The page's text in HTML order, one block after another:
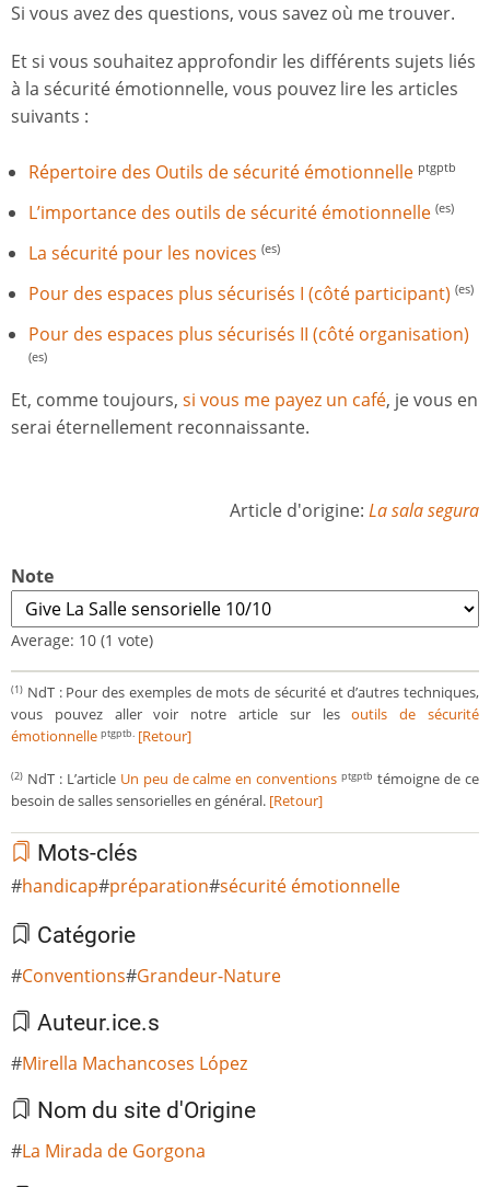
Si vous avez des questions, vous savez où me trouver.
Et si vous souhaitez approfondir les différents sujets liés
à la sécurité émotionnelle, vous pouvez lire les articles
suivants :
Répertoire des Outils de sécurité émotionnelle ptgptb
L’importance des outils de sécurité émotionnelle (es)
La sécurité pour les novices (es)
Pour des espaces plus sécurisés I (côté participant) (es)
Pour des espaces plus sécurisés II (côté organisation)
(es)
Et, comme toujours, si vous me payez un café, je vous en
serai éternellement reconnaissante.
Article d'origine: La sala segura
Note
Average: 10 (1 vote)
(1) NdT : Pour des exemples de mots de sécurité et d’autres techniques,
vous pouvez aller voir notre article sur lesoutils de sécurité
émotionnelle ptgptb. [Retour]
(2) NdT : L’article Un peu de calme en conventions ptgptb témoigne de ce
besoin de salles sensorielles en général. [Retour]
Mots-clés
handicap préparation sécurité émotionnelle
Catégorie
Conventions Grandeur-Nature
Auteur.ice.s
Mirella Machancoses López
Nom du site d'Origine
La Mirada de Gorgona